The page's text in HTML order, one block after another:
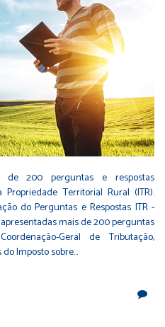
200 perguntas e respostas
Territorial Rural (ITR).
do Perguntas e Respostas ITR -
mais de 200 perguntas
Geral de Tributação,
Imposto sobre…